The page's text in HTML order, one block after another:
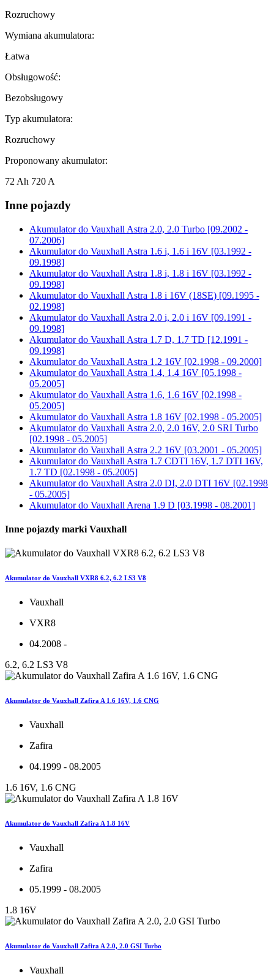
Rozruchowy
Wymiana akumulatora:
Łatwa
Obsługowość:
Bezobsługowy
Typ akumulatora:
Rozruchowy
Proponowany akumulator:
72 Ah 720 A
Inne pojazdy
Akumulator do Vauxhall Astra 2.0, 2.0 Turbo [09.2002 -
07.2006]
Akumulator do Vauxhall Astra 1.6 i, 1.6 i 16V [03.1992 -
09.1998]
Akumulator do Vauxhall Astra 1.8 i, 1.8 i 16V [03.1992 -
09.1998]
Akumulator do Vauxhall Astra 1.8 i 16V (18SE) [09.1995 -
02.1998]
Akumulator do Vauxhall Astra 2.0 i, 2.0 i 16V [09.1991 -
09.1998]
Akumulator do Vauxhall Astra 1.7 D, 1.7 TD [12.1991 -
09.1998]
Akumulator do Vauxhall Astra 1.2 16V [02.1998 - 09.2000]
Akumulator do Vauxhall Astra 1.4, 1.4 16V [05.1998 -
05.2005]
Akumulator do Vauxhall Astra 1.6, 1.6 16V [02.1998 -
05.2005]
Akumulator do Vauxhall Astra 1.8 16V [02.1998 - 05.2005]
Akumulator do Vauxhall Astra 2.0, 2.0 16V, 2.0 SRI Turbo
[02.1998 - 05.2005]
Akumulator do Vauxhall Astra 2.2 16V [03.2001 - 05.2005]
Akumulator do Vauxhall Astra 1.7 CDTI 16V, 1.7 DTI 16V,
1.7 TD [02.1998 - 05.2005]
Akumulator do Vauxhall Astra 2.0 DI, 2.0 DTI 16V [02.1998
- 05.2005]
Akumulator do Vauxhall Arena 1.9 D [03.1998 - 08.2001]
Inne pojazdy marki Vauxhall
Akumulator do Vauxhall VXR8 6.2, 6.2 LS3 V8
Vauxhall
VXR8
04.2008 -
6.2, 6.2 LS3 V8
Akumulator do Vauxhall Zafira A 1.6 16V, 1.6 CNG
Vauxhall
Zafira
04.1999 - 08.2005
1.6 16V, 1.6 CNG
Akumulator do Vauxhall Zafira A 1.8 16V
Vauxhall
Zafira
05.1999 - 08.2005
1.8 16V
Akumulator do Vauxhall Zafira A 2.0, 2.0 GSI Turbo
Vauxhall